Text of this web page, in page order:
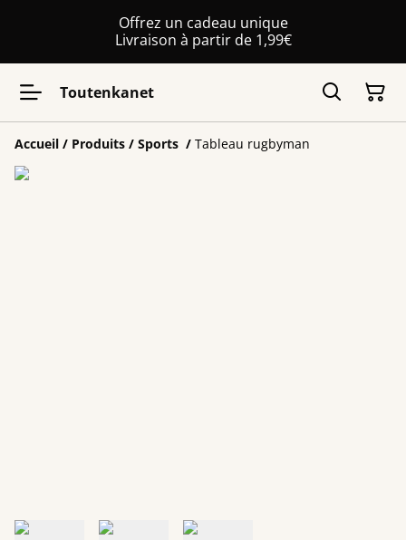
Offrez un cadeau unique
Livraison à partir de 1,99€
Toutenkanet
Accueil / Produits / Sports / Tableau rugbyman